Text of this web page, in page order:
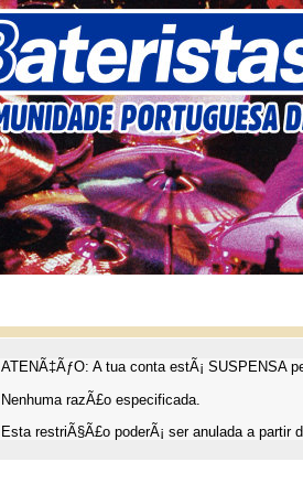
ATENÃ‡ÃƒO: A tua conta estÃ¡ SUSPENSA
Nenhuma razÃ£o especificada.
Esta restriÃ§Ã£o poderÃ¡ ser anulada a partir